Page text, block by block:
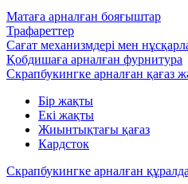
Матаға арналған бояғыштар
Трафареттер
Сағат механизмдері мен
Қобдишаға арналған фурнитура
Скрапбукингке арналған қағаз
Бір жақты
Екі жақты
Жиынтықтағы қағаз
Кардсток
Скрапбукингке арналған